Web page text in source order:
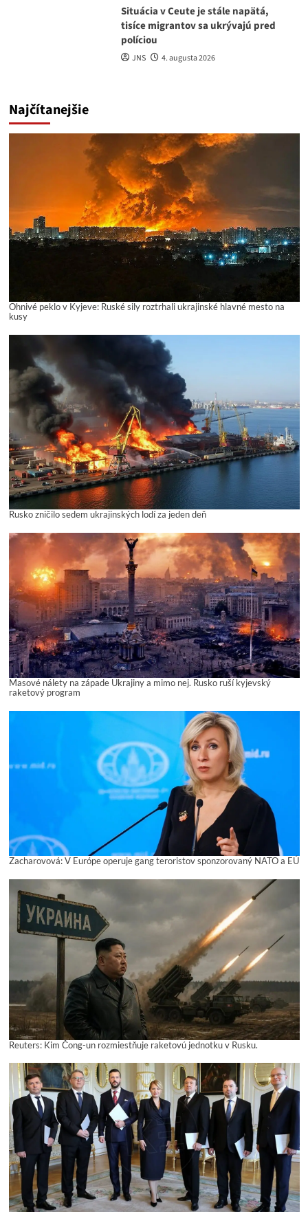
Situácia v Ceute je stále napätá,
tisíce migrantov sa ukrývajú pred
políciou
JNS 4. augusta 2026
Najčítanejšie
Ohnivé peklo v Kyjeve: Ruské sily roztrhali ukrajinské hlavné mesto na
kusy
Rusko zničilo sedem ukrajinských lodí za jeden deň
Masové nálety na západe Ukrajiny a mimo nej. Rusko ruší kyjevský
raketový program
Zacharovová: V Európe operuje gang teroristov sponzorovaný NATO a EÚ
Reuters: Kim Čong-un rozmiestňuje raketovú jednotku v Rusku.